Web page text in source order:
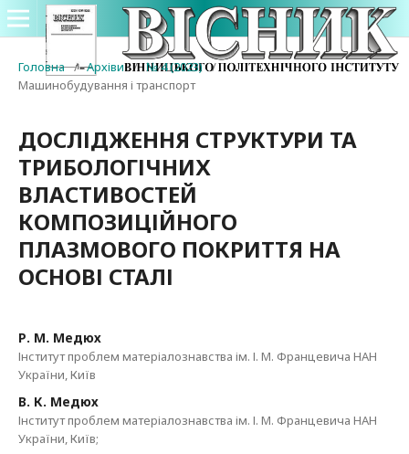
Головна / Архіви / № 4 (2023) /
Машинобудування і транспорт
ДОСЛІДЖЕННЯ СТРУКТУРИ ТА
ТРИБОЛОГІЧНИХ
ВЛАСТИВОСТЕЙ
КОМПОЗИЦІЙНОГО
ПЛАЗМОВОГО ПОКРИТТЯ НА
ОСНОВІ СТАЛІ
Р. М. Медюх
Інститут проблем матеріалознавства ім. І. М. Францевича НАН
України, Київ
В. К. Медюх
Інститут проблем матеріалознавства ім. І. М. Францевича НАН
України, Київ;